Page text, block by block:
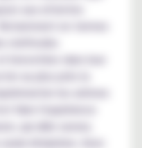
en termes
brevetées dans leur
les arômes
faire l'expérience
qui allie saveur,